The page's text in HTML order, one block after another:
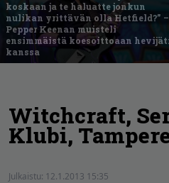
koskaan ja te haluatte jonkun
nulikan yrittävän olla Hetfield?” –
Pepper Keenan muisteli
ensimmäistä koesoittoaan
kanssa
Witchcraft,
Klubi,
Julkaistu: 12.1.2013 15:35